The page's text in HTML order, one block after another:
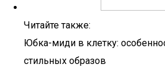
Читайте также:
Юбка-миди в клетку:
стильных образов